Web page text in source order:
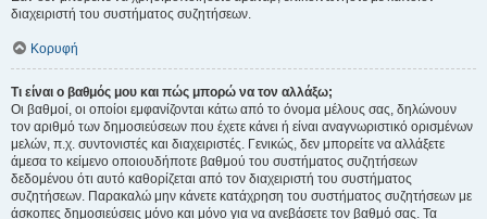
διαχειριστή του συστήματος συζητήσεων.
Κορυφή
Τι είναι ο βαθμός μου και πώς μπορώ να τον αλλάξω;
Οι βαθμοί, οι οποίοι εμφανίζονται κάτω από το όνομα μέλους σας, δηλώνουν
τον αριθμό των δημοσιεύσεων που έχετε κάνει ή είναι αναγνωριστικό ορισμένων
μελών, π.χ. συντονιστές και διαχειριστές. Γενικώς, δεν μπορείτε να αλλάξετε
άμεσα το κείμενο οποιουδήποτε βαθμού του συστήματος συζητήσεων
δεδομένου ότι αυτό καθορίζεται από τον διαχειριστή του συστήματος
συζητήσεων. Παρακαλώ μην κάνετε κατάχρηση του συστήματος συζητήσεων με
άσκοπες δημοσιεύσεις μόνο και μόνο για να ανεβάσετε τον βαθμό σας. Τα